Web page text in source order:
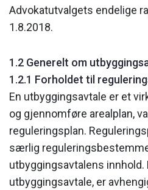
Advokatutvalgets endelige
1.8.2018.
1.2 Generelt om
1.2.1 Forholdet til
En utbyggingsavtale er et
og gjennomføre arealplan,
reguleringsplan.
særlig
utbyggingsavtalens innhold.
utbyggingsavtale, er